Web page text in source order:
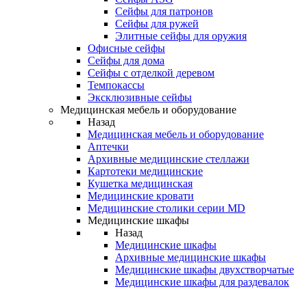
Сейфы для патронов
Сейфы для ружей
Элитные сейфы для оружия
Офисные сейфы
Сейфы для дома
Сейфы с отделкой деревом
Темпокассы
Эксклюзивные сейфы
Медицинская мебель и оборудование
Назад
Медицинская мебель и оборудование
Аптечки
Архивные медицинские стеллажи
Картотеки медицинские
Кушетка медицинская
Медицинские кровати
Медицинские столики серии MD
Медицинские шкафы
Назад
Медицинские шкафы
Архивные медицинские шкафы
Медицинские шкафы двухстворчатые
Медицинские шкафы для раздевалок